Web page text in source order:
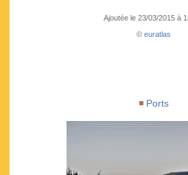
Ajoutée le 23/03/2015 à
© euratlas
Ports